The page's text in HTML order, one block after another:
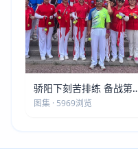
骄阳下刻苦排练 备战第
五届莫斯科世界大健康运
图集 · 5969浏览